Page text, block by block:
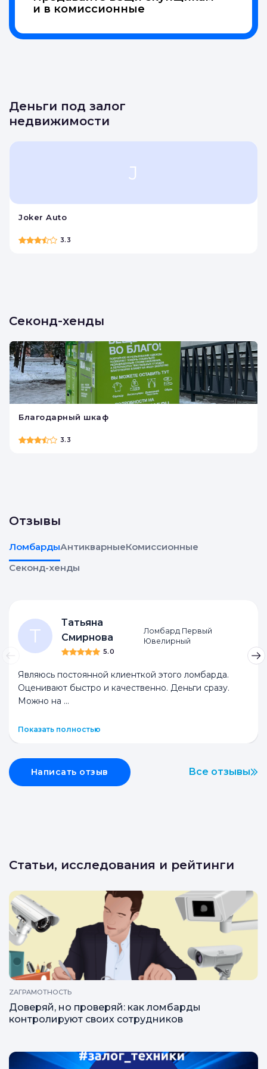
и в комиссионные
Деньги под залог
недвижимости
J
Joker Auto
3.3
Секонд-хенды
Благодарный шкаф
3.3
Отзывы
ЛомбардыАнтикварныеКомиссионные
Секонд-хенды
Все отзывы
Т
Татьяна
Смирнова
5.0
Ломбард Первый
Ювелирный
Являюсь постоянной клиенткой этого ломбарда.
Оценивают быстро и качественно. Деньги сразу.
Можно на ...
Показать полностью
Написать отзыв
Статьи, исследования и рейтинги
ZAГРАМОТНОСТЬ
Доверяй, но проверяй: как ломбарды
контролируют своих сотрудников